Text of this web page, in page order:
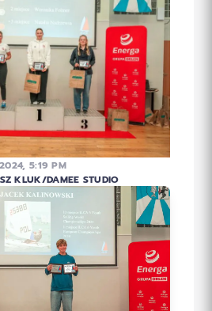
5:19 PM
KLUK/DAMEE STUDIO